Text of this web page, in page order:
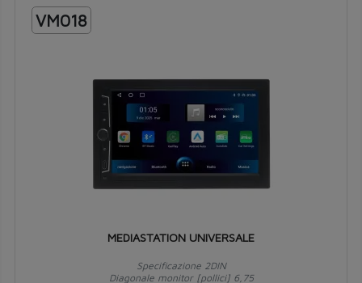
VM018
MEDIASTATION UNIVERSALE
Specificazione 2DIN
Diagonale monitor [pollici] 6,75